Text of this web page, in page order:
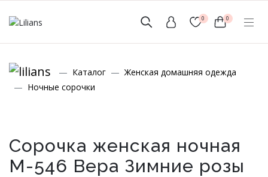
0 0
+7 (999) 156-56-43
www.lilians-kazan@mail.ru
Каталог
Женская домашняя одежда
Ночные сорочки
Сорочка женская ночная
М-546 Вера Зимние розы